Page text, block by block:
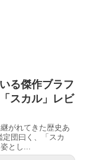
る傑作ブラフ
スカル」レビ
がれてきた歴史あ
団曰く、「スカ
とし...